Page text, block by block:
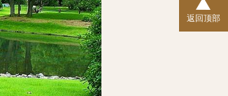
返回顶部